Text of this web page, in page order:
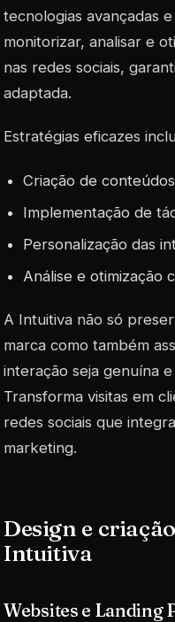
tecnologias avançadas
monitorizar, analisar e
nas redes sociais,
adaptada.
Estratégias eficazes
Criação de
Implementação de
Personalização das
Análise e otimização
A Intuitiva não só
marca como também
interação seja genuína
Transforma visitas em
redes sociais que
marketing.
Design e
Intuitiva
Websites e Landing